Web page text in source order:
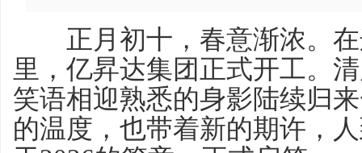
正月初十，春意渐浓。在
里，亿昇达集团正式开工。
笑语相迎熟悉的身影陆续归
的温度，也带着新的期许，